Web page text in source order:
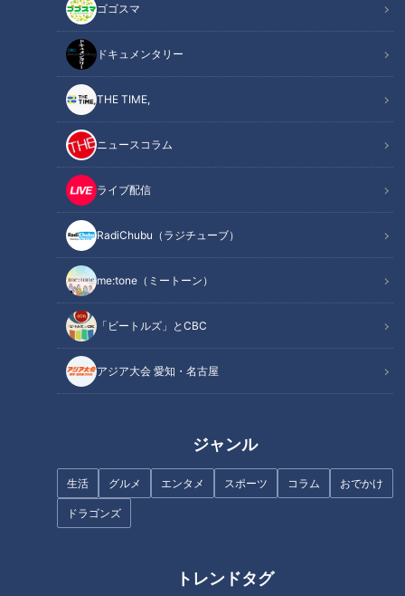
ゴゴスマ
ドキュメンタリー
THE TIME,
ニュースコラム
ライブ配信
RadiChubu（ラジチューブ）
me:tone（ミートーン）
「ビートルズ」とCBC
アジア大会 愛知・名古屋
ジャンル
生活 グルメ エンタメ スポーツ コラム おでかけ
ドラゴンズ
トレンドタグ
記事に戻る
この記事を見たあなたへのおすすめ
夏、大量の汗で「便秘」に…夏
便秘を防いで腸をオアシス化す
下痢・便秘・お腹の張り お腹の
トラブルの原因は「小腸」にア
内環境」徹底リサーチ
危険な「腹痛」見極めるポイン
ト…放置はダメ！腹痛に潜む危
険な病気